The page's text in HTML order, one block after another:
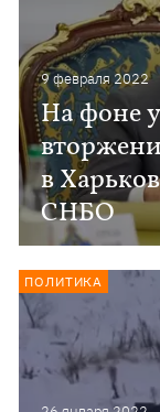
9 февраля 2022
На фоне
в
СНБО
ПОЛИТИКА